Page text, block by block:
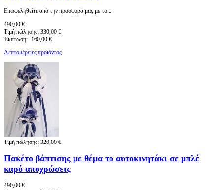
Eπωφεληθείτε από την προσφορά μας με το...
490,00 €
Τιμή πώλησης: 330,00 €
Έκπτωση: -160,00 €
Λεπτομέρειες προϊόντος
Τιμή πώλησης: 320,00 €
Πακέτο βάπτισης με θέμα το αυτοκινητάκι σε μπλέ
καρό αποχρώσεις
490,00 €